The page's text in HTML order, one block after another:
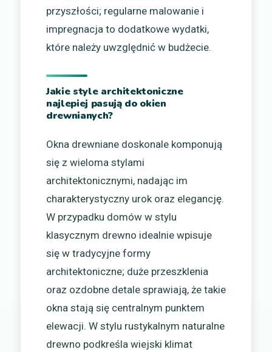
przyszłości; regularne malowanie i
impregnacja to dodatkowe wydatki,
które należy uwzględnić w budżecie.
Jakie style architektoniczne
najlepiej pasują do okien
drewnianych?
Okna drewniane doskonale komponują
się z wieloma stylami
architektonicznymi, nadając im
charakterystyczny urok oraz elegancję.
W przypadku domów w stylu
klasycznym drewno idealnie wpisuje
się w tradycyjne formy
architektoniczne; duże przeszklenia
oraz ozdobne detale sprawiają, że takie
okna stają się centralnym punktem
elewacji. W stylu rustykalnym naturalne
drewno podkreśla wiejski klimat